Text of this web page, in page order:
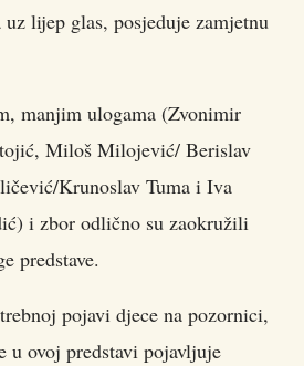
uz lijep glas, posjeduje zamjetnu
manjim ulogama (Zvonimir
Miloš Milojević/ Berislav
Krunoslav Tuma i Iva
i zbor odlično su zaokružili
predstave.
pojavi djece na pozornici,
u ovoj predstavi pojavljuje